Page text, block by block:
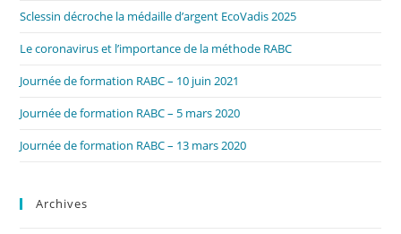
Sclessin décroche la médaille d’argent EcoVadis 2025
Le coronavirus et l’importance de la méthode RABC
Journée de formation RABC – 10 juin 2021
Journée de formation RABC – 5 mars 2020
Journée de formation RABC – 13 mars 2020
Archives